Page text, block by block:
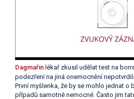
Dagmařin lékař zkusil udělat test na
podezření na jiná onemocnění
První myšlenka, že by se mohlo jednat o
případů samotné nemocné. Často jim